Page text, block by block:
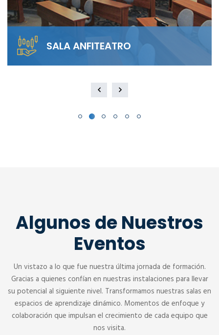
SALA ANFITEATRO
Alquila nuestra Sala Anfiteatro para 40
personas. El diseño escalonado garantiza
Algunos de Nuestros
Eventos
Un vistazo a lo que fue nuestra última jornada de formación.
Gracias a quienes confían en nuestras instalaciones para llevar
su potencial al siguiente nivel. Transformamos nuestras salas en
espacios de aprendizaje dinámico. Momentos de enfoque y
colaboración que impulsan el crecimiento de cada equipo que
nos visita.